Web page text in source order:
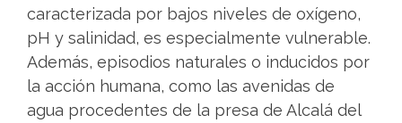
caracterizada por bajos niveles de oxígeno,
pH y salinidad, es especialmente vulnerable.
Además, episodios naturales o inducidos por
la acción humana, como las avenidas de
agua procedentes de la presa de Alcalá del